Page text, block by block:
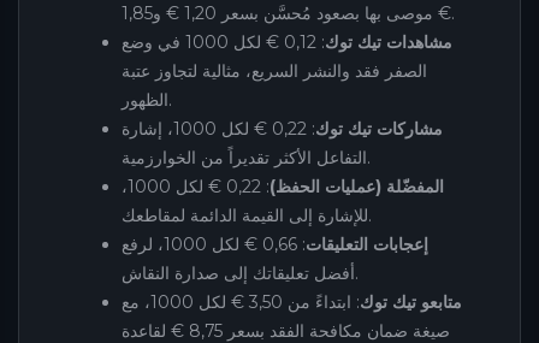
موصى بها بصعود مُحسَّن بسعر 1,20 € و1,85 €.
مشاهدات تيك توك
: 0,12 € لكل 1000 في وضع
الصفر فقد والنشر السريع، مثالية لتجاوز عتبة
الظهور.
مشاركات تيك توك
: 0,22 € لكل 1000، إشارة
التفاعل الأكثر تقديراً من الخوارزمية.
المفضّلة (عمليات الحفظ)
: 0,22 € لكل 1000،
للإشارة إلى القيمة الدائمة لمقاطعك.
إعجابات التعليقات
: 0,66 € لكل 1000، لرفع
أفضل تعليقاتك إلى صدارة النقاش.
متابعو تيك توك
: ابتداءً من 3,50 € لكل 1000، مع
صيغة ضمان مكافحة الفقد بسعر 8,75 € لقاعدة